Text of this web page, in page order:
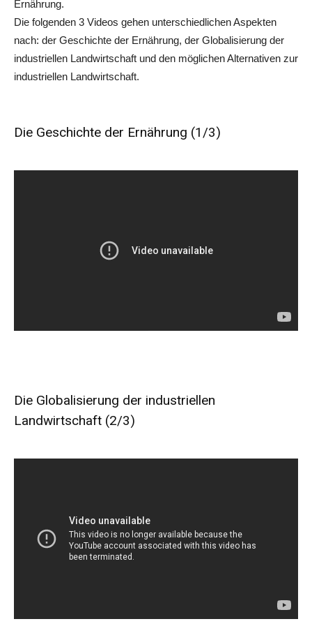
Ernährung.
Die folgenden 3 Videos gehen unterschiedlichen Aspekten
nach: der Geschichte der Ernährung, der Globalisierung der
industriellen Landwirtschaft und den möglichen Alternativen zur
industriellen Landwirtschaft.
Die Geschichte der Ernährung (1/3)
Die Globalisierung der industriellen
Landwirtschaft (2/3)